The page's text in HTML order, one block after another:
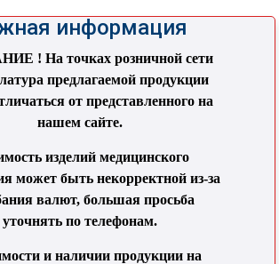
информация
! На точках розничной сети
предлагаемой продукции
от представленного на
нашем сайте.
изделий медицинского
может быть некорректной из-за
валют, большая просьба
уточнять по телефонам.
и наличии продукции на